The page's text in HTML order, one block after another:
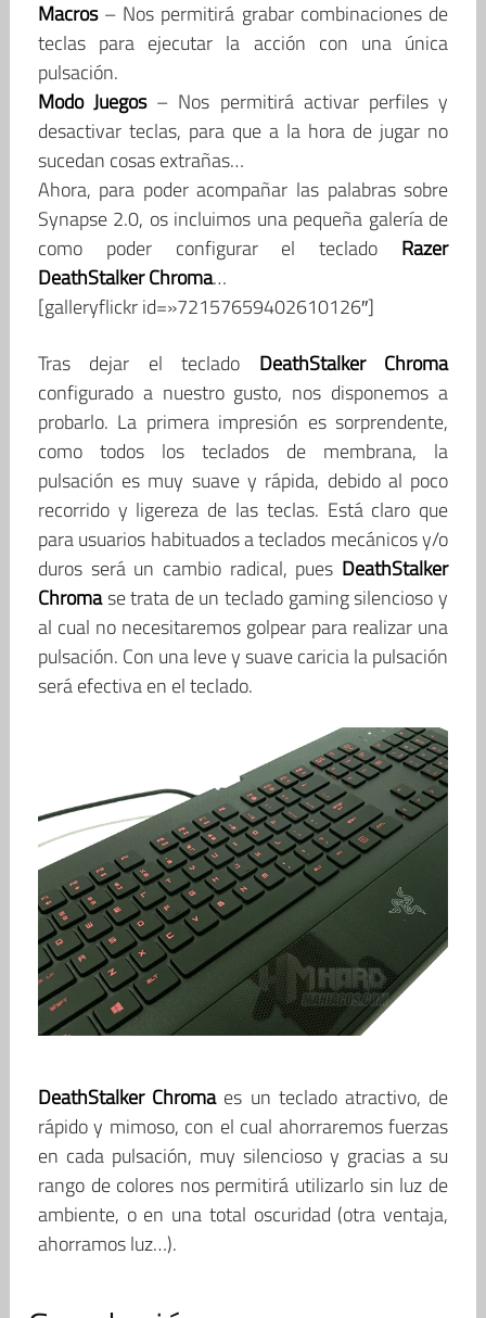
Macros– Nos permitirá grabar combinaciones de
teclas para ejecutar la acción con una única
pulsación.
Modo Juegos– Nos permitirá activar perfiles y
desactivar teclas, para que a la hora de jugar no
sucedan cosas extrañas…
Ahora, para poder acompañar las palabras sobre
Synapse 2.0, os incluimos una pequeña galería de
como poder configurar el teclado Razer
DeathStalker Chroma…
[galleryflickr id=»72157659402610126″]
Tras dejar el teclado DeathStalker Chroma
configurado a nuestro gusto, nos disponemos a
probarlo. La primera impresión es sorprendente,
como todos los teclados de membrana, la
pulsación es muy suave y rápida, debido al poco
recorrido y ligereza de las teclas. Está claro que
para usuarios habituados a teclados mecánicos y/o
duros será un cambio radical, pues DeathStalker
Chromase trata de un teclado gaming silencioso y
al cual no necesitaremos golpear para realizar una
pulsación. Con una leve y suave caricia la pulsación
será efectiva en el teclado.
DeathStalker Chromaes un teclado atractivo, de
rápido y mimoso, con el cual ahorraremos fuerzas
en cada pulsación, muy silencioso y gracias a su
rango de colores nos permitirá utilizarlo sin luz de
ambiente, o en una total oscuridad (otra ventaja,
ahorramos luz…).